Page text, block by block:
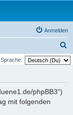
Anmelden
u
Sprache:
phpBB3“)
mit folgenden